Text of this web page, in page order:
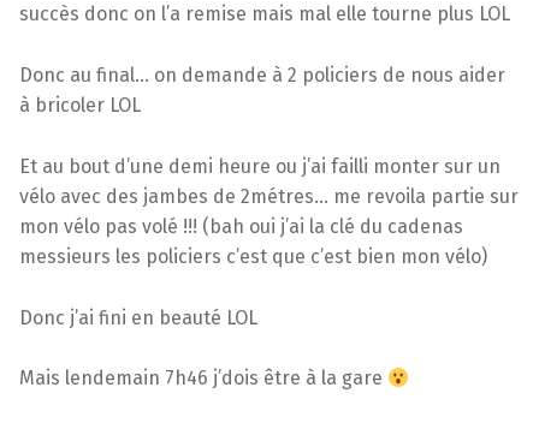
succès donc on l’a remise mais mal elle tourne plus LOL
Donc au final… on demande à 2 policiers de nous aider
à bricoler LOL
Et au bout d’une demi heure ou j’ai failli monter sur un
vélo avec des jambes de 2métres… me revoila partie sur
mon vélo pas volé !!! (bah oui j’ai la clé du cadenas
messieurs les policiers c’est que c’est bien mon vélo)
Donc j’ai fini en beauté LOL
Mais lendemain 7h46 j’dois être à la gare